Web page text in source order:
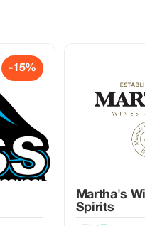
-15%
Martha's
Spirits